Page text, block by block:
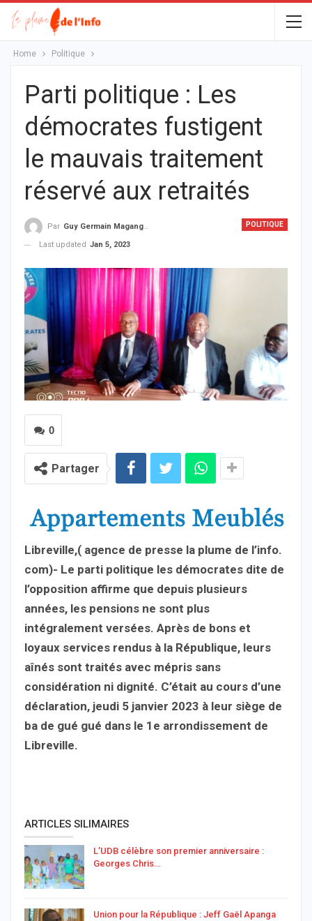
Home Politique
Parti politique : Les
démocrates fustigent
le mauvais traitement
réservé aux retraités
POLITIQUE
Par Guy Germain Maganga Nziengui
Last updated Jan 5, 2023
0
Partager
Libreville,( agence de presse la plume de l’info.
com)- Le parti politique les démocrates dite de
l’opposition affirme que depuis plusieurs
années, les pensions ne sont plus
intégralement versées. Après de bons et
loyaux services rendus à la République, leurs
aînés sont traités avec mépris sans
considération ni dignité. C’était au cours d’une
déclaration, jeudi 5 janvier 2023 à leur siège de
ba de gué gué dans le 1e arrondissement de
Libreville.
ARTICLES SILIMAIRES
L’UDB célèbre son premier anniversaire :
Georges Chris…
Union pour la République : Jeff Gaël Apanga